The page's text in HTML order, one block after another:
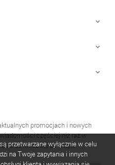



promocjach i nowych
częściej niż raz w
dowiesz się z Polityki
przetwarzane wyłącznie w celu
na Twoje zapytania i innych